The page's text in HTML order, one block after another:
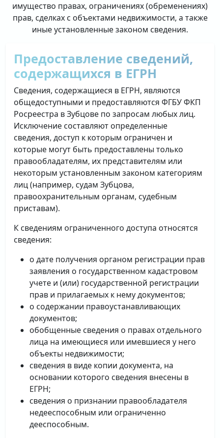
имущество правах, ограничениях (обременениях)
прав, сделках с объектами недвижимости, а также
иные установленные законом сведения.
Предоставление сведений,
содержащихся в ЕГРН
Сведения, содержащиеся в ЕГРН, являются
общедоступными и предоставляются ФГБУ ФКП
Росреестра в Зубцове по запросам любых лиц.
Исключение составляют определенные
сведения, доступ к которым ограничен и
которые могут быть предоставлены только
правообладателям, их представителям или
некоторым установленным законом категориям
лиц (например, судам Зубцова,
правоохранительным органам, судебным
приставам).
К сведениям ограниченного доступа относятся
сведения:
о дате получения органом регистрации прав
заявления о государственном кадастровом
учете и (или) государственной регистрации
прав и прилагаемых к нему документов;
о содержании правоустанавливающих
документов;
обобщенные сведения о правах отдельного
лица на имеющиеся или имевшиеся у него
объекты недвижимости;
сведения в виде копии документа, на
основании которого сведения внесены в
ЕГРН;
сведения о признании правообладателя
недееспособным или ограниченно
дееспособным.